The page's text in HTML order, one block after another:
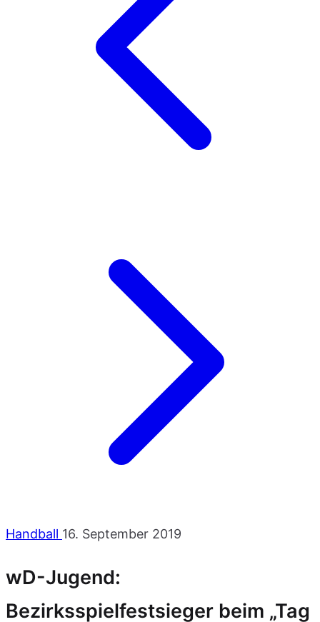
Handball 16. September 2019
wD-Jugend:
Bezirksspielfestsieger beim „Tag